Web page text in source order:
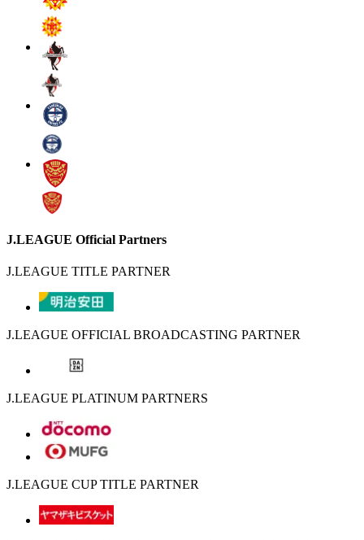
J.LEAGUE Official Partners
J.LEAGUE TITLE PARTNER
J.LEAGUE OFFICIAL BROADCASTING PARTNER
J.LEAGUE PLATINUM PARTNERS
J.LEAGUE CUP TITLE PARTNER